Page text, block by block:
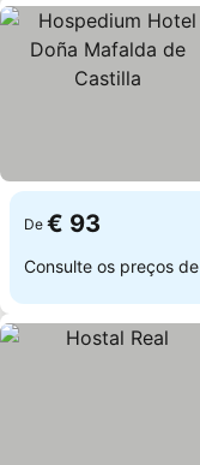
De € 93
Consulte os preços de